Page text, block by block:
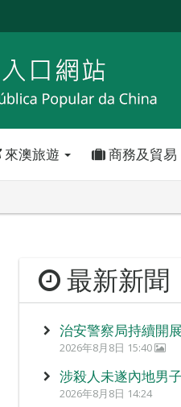
來澳旅遊 商務及貿易
最新新聞
治安警察局持續開
2026年8月8日 15:40
涉殺人未遂內地男
2026年8月8日 14:24